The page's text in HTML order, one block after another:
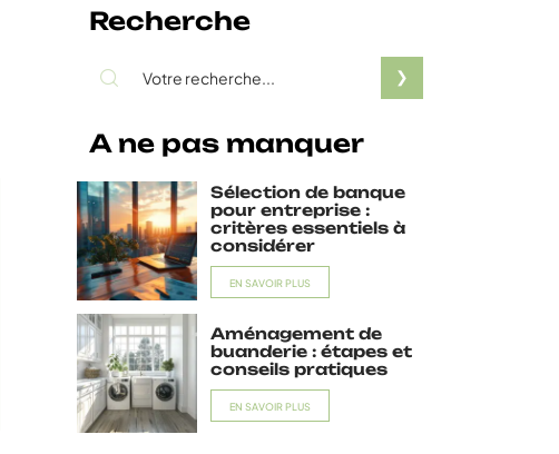
Recherche
A ne pas manquer
Sélection de banque
pour entreprise :
critères essentiels à
considérer
EN SAVOIR PLUS
Aménagement de
buanderie : étapes et
conseils pratiques
EN SAVOIR PLUS